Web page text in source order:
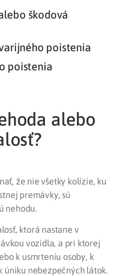
škodová
poistenia
poistenia
alebo
že nie všetky kolízie, ku
premávky, sú
nehodu.
ktorá nastane v
vozidla, a pri ktorej
k usmrteniu osoby, k
úniku nebezpečných látok.